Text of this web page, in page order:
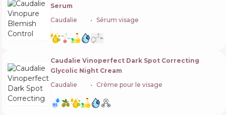
Serum
Caudalie
Sérum visage
Caudalie Vinoperfect Dark Spot Correcting
Glycolic Night Cream
Caudalie
Crème pour le visage